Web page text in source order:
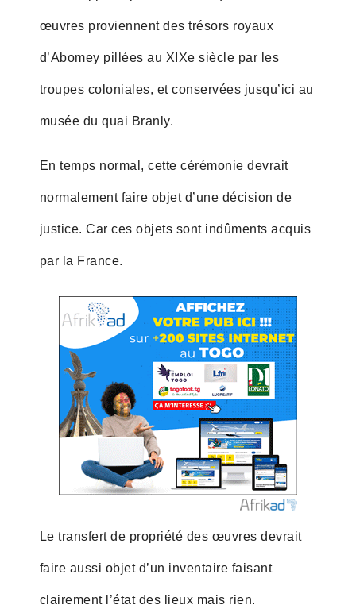
œuvres proviennent des trésors royaux
d’Abomey pillées au XIXe siècle par les
troupes coloniales, et conservées jusqu’ici au
musée du quai Branly.
En temps normal, cette cérémonie devrait
normalement faire objet d’une décision de
justice. Car ces objets sont indûments acquis
par la France.
Le transfert de propriété des œuvres devrait
faire aussi objet d’un inventaire faisant
clairement l’état des lieux mais rien.